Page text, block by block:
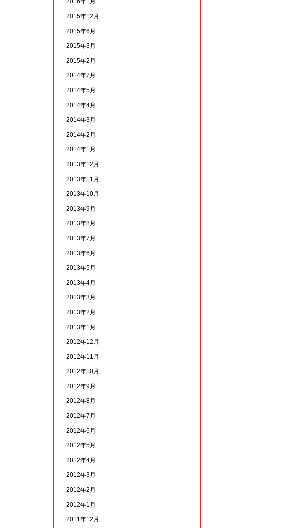
2015年12月
2015年6月
2015年3月
2015年2月
2014年7月
2014年5月
2014年4月
2014年3月
2014年2月
2014年1月
2013年12月
2013年11月
2013年10月
2013年9月
2013年8月
2013年7月
2013年6月
2013年5月
2013年4月
2013年3月
2013年2月
2013年1月
2012年12月
2012年11月
2012年10月
2012年9月
2012年8月
2012年7月
2012年6月
2012年5月
2012年4月
2012年3月
2012年2月
2012年1月
2011年12月